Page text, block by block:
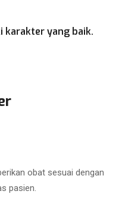
yang baik.
obat sesuai dengan
pasien.